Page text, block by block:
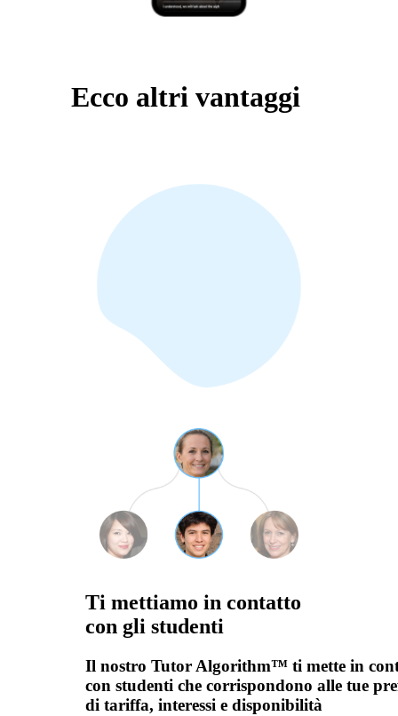
Ecco altri vantaggi
Ti mettiamo in contatto
con gli studenti
Il nostro Tutor Algorithm™ ti mette in
con studenti che corrispondono alle tue
di tariffa, interessi e disponibilità